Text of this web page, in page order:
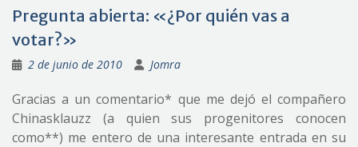
Pregunta abierta: «¿Por quién vas a
votar?»
2 de junio de 2010 Jomra
Gracias a un comentario* que me dejó el compañero
Chinasklauzz (a quien sus progenitores conocen
como**) me entero de una interesante entrada en su